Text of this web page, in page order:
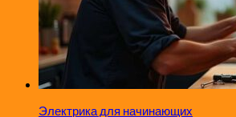
Электрика для начинающих